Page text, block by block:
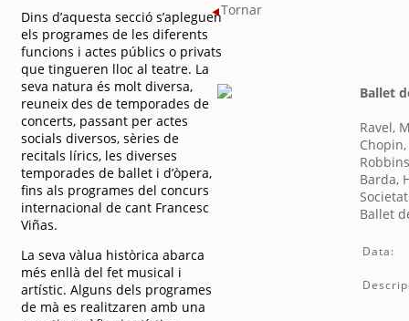
Dins d’aquesta secció s’apleguen
els programes de les diferents
funcions i actes públics o privats
que tingueren lloc al teatre. La
seva natura és molt diversa,
reuneix des de temporades de
concerts, passant per actes
socials diversos, sèries de
recitals lírics, les diverses
temporades de ballet i d’òpera,
fins als programes del concurs
internacional de cant Francesc
Viñas.
La seva vàlua històrica abarca
més enllà del fet musical i
artístic. Alguns dels programes
de mà es realitzaren amb una
Tornar
Ballet
Ravel,
Barda,
Ballet
Data: